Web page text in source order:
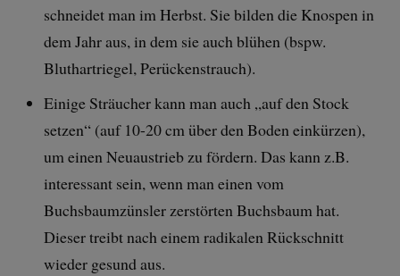
schneidet man im Herbst. Sie bilden die Knospen in
dem Jahr aus, in dem sie auch blühen (bspw.
Bluthartriegel, Perückenstrauch).
Einige Sträucher kann man auch „auf den Stock
setzen“ (auf 10-20 cm über den Boden einkürzen),
um einen Neuaustrieb zu fördern. Das kann z.B.
interessant sein, wenn man einen vom
Buchsbaumzünsler zerstörten Buchsbaum hat.
Dieser treibt nach einem radikalen Rückschnitt
wieder gesund aus.